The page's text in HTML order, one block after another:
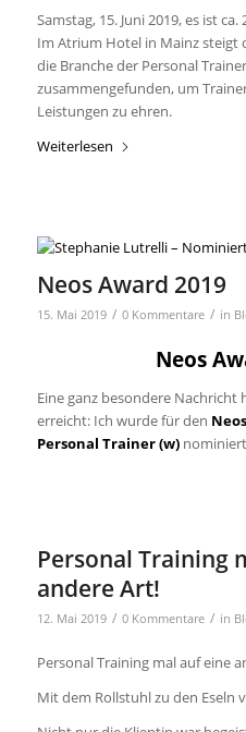
Samstag, 15. Juni 2019, es ist ca.
Im Atrium Hotel in Mainz steigt
die Branche der Personal
zusammengefunden, um
Leistungen zu ehren.
Weiterlesen
Neos Award 2019
15. Mai 2019 / 0 Kommentare / in
Neos
Eine ganz besondere Nachricht
erreicht: Ich wurde für den
Personal Trainer (w)
Personal Training
andere Art!
12. Mai 2019 / 0 Kommentare / in
Personal Training mal auf eine
Mit dem Rollstuhl zu den Eseln